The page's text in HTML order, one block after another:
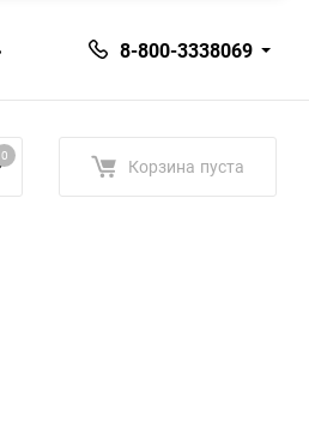
8-800-3338069
0 Корзина пуста